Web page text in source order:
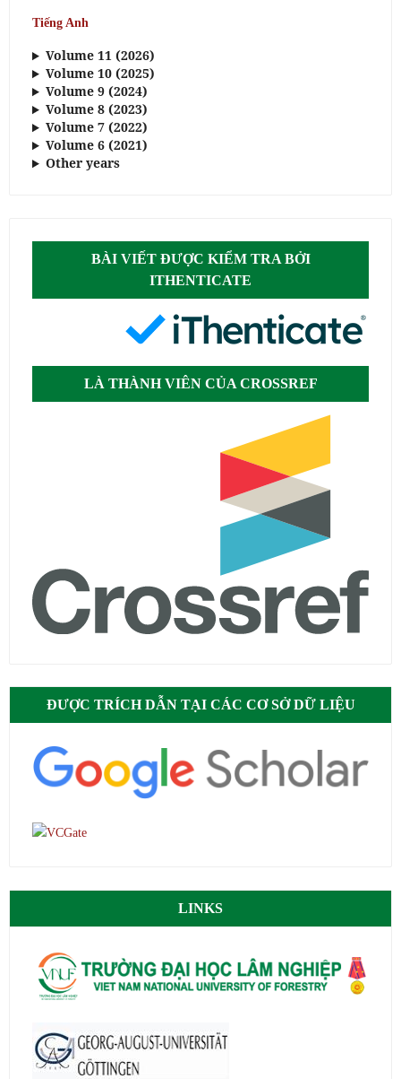
Tiếng Anh
Volume 11 (2026)
Volume 10 (2025)
Volume 9 (2024)
Volume 8 (2023)
Volume 7 (2022)
Volume 6 (2021)
Other years
BÀI VIẾT ĐƯỢC KIỂM TRA BỞI
ITHENTICATE
LÀ THÀNH VIÊN CỦA CROSSREF
ĐƯỢC TRÍCH DẪN TẠI CÁC CƠ SỞ DỮ LIỆU
LINKS